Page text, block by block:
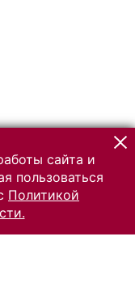
сайта и
пользоваться
Политикой